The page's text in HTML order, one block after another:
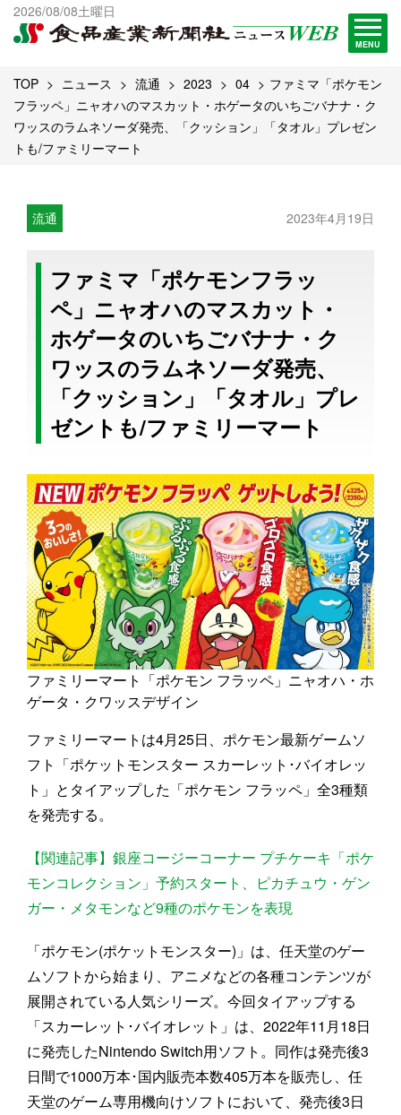
2026/08/08土曜日
MENU
出版物一覧へ
試読・購読申し込み
TOP ニュース 流通 2023 04
ファミマ「ポケモン
フラッペ」ニャオハのマスカット・ホゲータのいちごバナナ・ク
ワッスのラムネソーダ発売、「クッション」「タオル」プレゼン
トも/ファミリーマート
流通 2023年4月19日
ファミマ「ポケモンフラッ
ペ」ニャオハのマスカット・
ホゲータのいちごバナナ・ク
ワッスのラムネソーダ発売、
「クッション」「タオル」プレ
ゼントも/ファミリーマート
ファミリーマート「ポケモン フラッペ」ニャオハ・ホ
ゲータ・クワッスデザイン
ファミリーマートは4月25日、ポケモン最新ゲームソ
フト「ポケットモンスター スカーレット･バイオレッ
ト」とタイアップした「ポケモン フラッペ」全3種類
を発売する。
【関連記事】銀座コージーコーナー プチケーキ「ポケ
モンコレクション」予約スタート、ピカチュウ・ゲン
ガー・メタモンなど9種のポケモンを表現
「ポケモン(ポケットモンスター)」は、任天堂のゲー
ムソフトから始まり、アニメなどの各種コンテンツが
展開されている人気シリーズ。今回タイアップする
「スカーレット･バイオレット」は、2022年11月18日
に発売したNintendo Switch用ソフト。同作は発売後3
日間で1000万本･国内販売本数405万本を販売し、任
天堂のゲーム専用機向けソフトにおいて、発売後3日